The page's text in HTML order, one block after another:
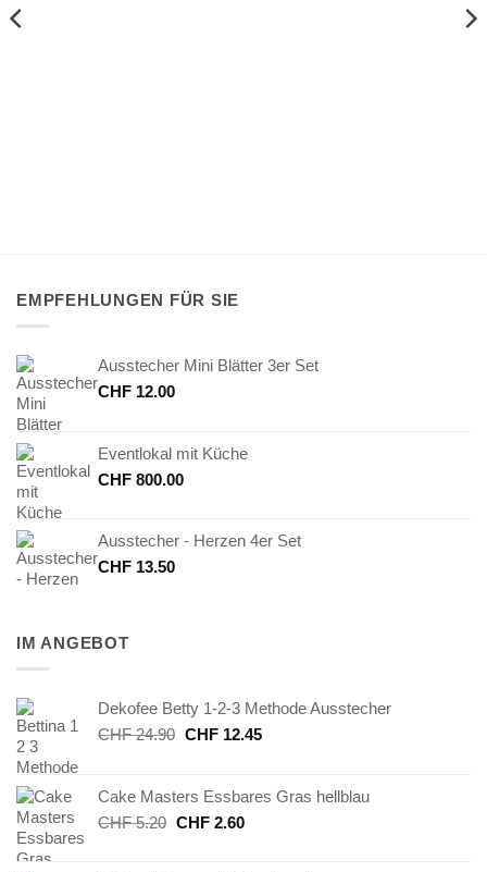
EMPFEHLUNGEN FÜR SIE
Ausstecher Mini Blätter 3er Set
CHF 12.00
Eventlokal mit Küche
CHF 800.00
Ausstecher - Herzen 4er Set
CHF 13.50
IM ANGEBOT
Dekofee Betty 1-2-3 Methode Ausstecher
CHF24.90 Ursprünglicher
CHF 24.90
CHF12.45Aktueller
CHF 12.45.
Cake Masters Essbares Gras hellblau
CHF5.20 Ursprünglicher
CHF2.60Aktueller